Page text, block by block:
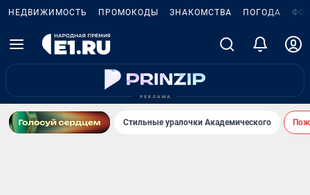
НЕДВИЖИМОСТЬ ПРОМОКОДЫ ЗНАКОМСТВА ПОГОДА
Стильные уралочки Академического